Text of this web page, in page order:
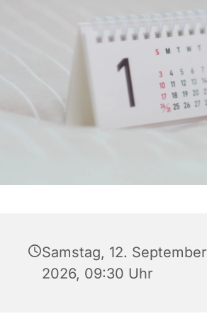
Samstag, 12. September
2026, 09:30 Uhr